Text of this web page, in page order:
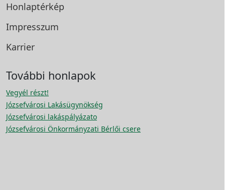
Honlaptérkép
Impresszum
Karrier
További honlapok
Vegyél részt!
Józsefvárosi Lakásügynökség
Józsefvárosi lakáspályázato
Józsefvárosi Önkormányzati Bérlői csere